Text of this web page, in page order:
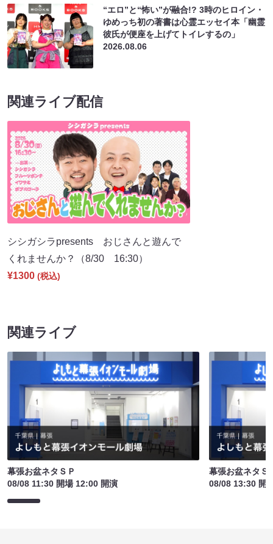
“エロ”と“怖い”が融合!? 3時のヒロイン・
ゆめっち初の著書は心霊エッセイ本「幽霊
彼氏が便座を上げてトイレするの」
2026.08.06
関連ライブ配信
シシガシラpresents おじさんと遊んで
くれませんか？（8/30 16:30）
¥1300 (税込)
関連ライブ
幕張お盆ネタＳＰ
08/08 11:30 開場 12:00 開演
幕張お盆ネタＳ
08/08 13:30 開